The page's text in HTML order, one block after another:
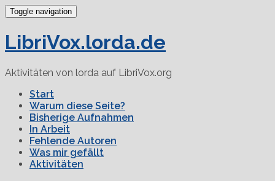
Toggle navigation
LibriVox.lorda.de
Aktivitäten von lorda auf LibriVox.org
Start
Warum diese Seite?
Bisherige Aufnahmen
In Arbeit
Fehlende Autoren
Was mir gefällt
Aktivitäten